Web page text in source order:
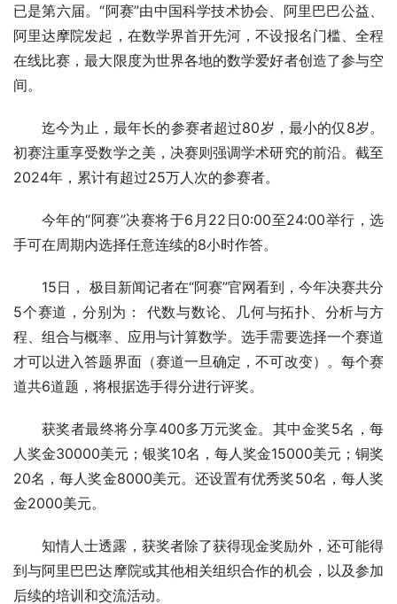
已是第六届。“阿赛”由中国科学技术协会、阿里巴巴公益、
阿里达摩院发起，在数学界首开先河，不设报名门槛、全程
在线比赛，最大限度为世界各地的数学爱好者创造了参与空
间。
迄今为止，最年长的参赛者超过80岁，最小的仅8岁。
初赛注重享受数学之美，决赛则强调学术研究的前沿。截至
2024年，累计有超过25万人次的参赛者。
今年的“阿赛”决赛将于6月22日0:00至24:00举行，选
手可在周期内选择任意连续的8小时作答。
15日， 极目新闻记者在“阿赛”官网看到，今年决赛共分
5个赛道，分别为： 代数与数论、几何与拓扑、分析与方
程、组合与概率、应用与计算数学。选手需要选择一个赛道
才可以进入答题界面（赛道一旦确定，不可改变）。每个赛
道共6道题，将根据选手得分进行评奖。
获奖者最终将分享400多万元奖金。其中金奖5名，每
人奖金30000美元；银奖10名，每人奖金15000美元；铜奖
20名，每人奖金8000美元。还设置有优秀奖50名，每人奖
金2000美元。
知情人士透露，获奖者除了获得现金奖励外，还可能得
到与阿里巴巴达摩院或其他相关组织合作的机会，以及参加
后续的培训和交流活动。